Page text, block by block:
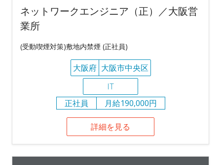
ネットワークエンジニア（正）／大阪営
業所
(受動喫煙対策)敷地内禁煙 (正社員)
大阪府 大阪市中央区
IT
正社員
月給190,000円
詳細を見る